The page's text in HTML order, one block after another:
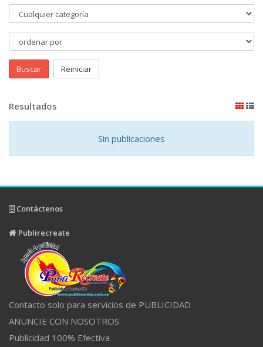
Buscar Reiniciar
Resultados
Sin publicaciones
Contáctenos
Publirecreate
Contacto solo para servicios de PUBLICIDAD
ANUNCIE CON NOSOTROS
Publicidad 100% Efectiva